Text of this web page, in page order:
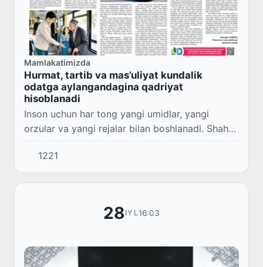
Mamlakatimizda
Hurmat, tartib va mas’uliyat kundalik
odatga aylangandagina qadriyat
hisoblanadi
Inson uchun har tong yangi umidlar, yangi
orzular va yangi rejalar bilan boshlanadi. Shahar
uyg‘onadi. Ko‘chalarda hayot qaynaydi. Kimdir
ishga, kimdir o‘qishga, yana kimdir muhim...
1221
28IYL16:03